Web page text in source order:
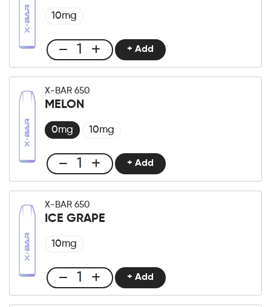
10mg
Club
X-
Bar
650
Mango
+ Add
X-BAR 650
MELON
0mg 10mg
Club
X-
Bar
650
+ Add
X-BAR 650
ICE GRAPE
10mg
Club
X-
+ Add